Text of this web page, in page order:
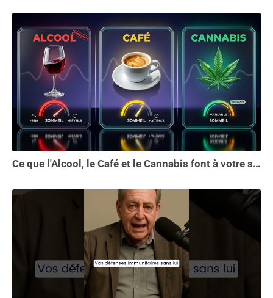
Ce que l'Alcool, le Café et le Cannabis font à votre sommeil vous choquera